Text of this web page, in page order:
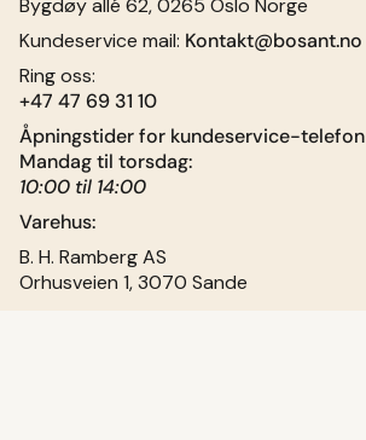
Bygdøy allé 62, 0265 Oslo Norge
Kundeservice mail: Kontakt@bosant.no
Ring oss:
+47 47 69 31 10
Åpningstider for kundeservice-telefon
Mandag til torsdag:
10:00 til 14:00
Varehus:
B. H. Ramberg AS
Orhusveien 1, 3070 Sande